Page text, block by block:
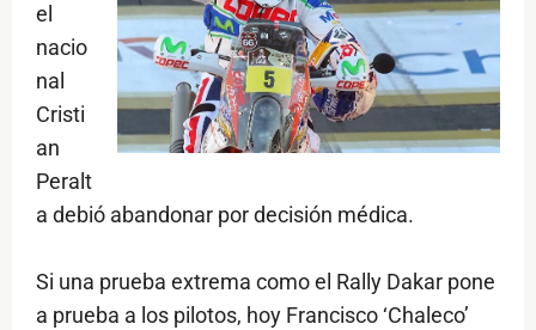
el
nacio
nal
Cristi
an
Peralt
a debió abandonar por decisión médica.
Si una prueba extrema como el Rally Dakar pone
a prueba a los pilotos, hoy Francisco ‘Chaleco’